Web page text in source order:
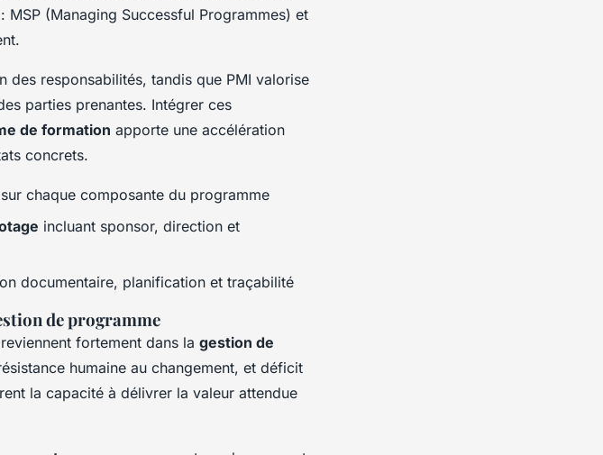
: MSP (Managing Successful Programmes) et
des responsabilités, tandis que PMI valorise
parties prenantes. Intégrer ces
de formation apporte une accélération
concrets.
sur chaque composante du programme
incluant sponsor, direction et
documentaire, planification et traçabilité
de programme
fortement dans la gestion de
humaine au changement, et déficit
la capacité à délivrer la valeur attendue